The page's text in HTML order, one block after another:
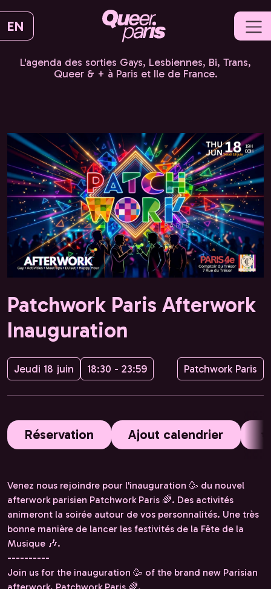
EN
L'agenda des sorties Gays, Lesbiennes, Bi, Trans,
Queer & + à Paris et Ile de France.
Patchwork Paris Afterwork
Inauguration
Jeudi 18 juin 18:30 - 23:59 Patchwork Paris
Réservation Ajout calendrier
Venez nous rejoindre pour l'inauguration 🥳 du nouvel
afterwork parisien Patchwork Paris 🌈. Des activités
animeront la soirée autour de vos personnalités. Une très
bonne manière de lancer les festivités de la Fête de la
Musique 🎶.
----------
Join us for the inauguration 🥳 of the brand new Parisian
afterwork, Patchwork Paris 🌈.